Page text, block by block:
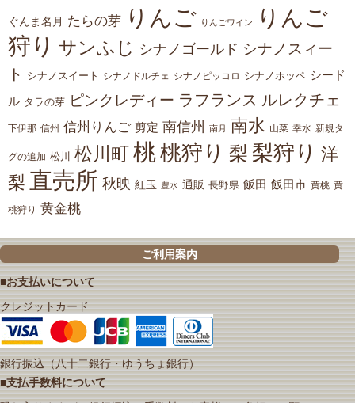
ぐんま名月 たらの芽 りんご りんごワイン
りんご
狩り サンふじ シナノゴールド シナノスィー
ト
シナノスイート シナノドルチェ シナノピッコロ シナノホッペ シード
ル タラの芽 ピンクレディー ラフランス ルレクチェ
下伊那 信州 信州りんご 剪定 南信州 南月 南水 山菜 幸水 新規タ
グの追加 松川 松川町 桃桃狩り 梨 梨狩り 洋
梨 直売所 秋映 紅玉 豊水 通販 長野県 飯田 飯田市 黄桃 黄
桃狩り 黄金桃
ご利用案内
■お支払いについて
クレジットカード
銀行振込（八十二銀行・ゆうちょ銀行）
■支払手数料について